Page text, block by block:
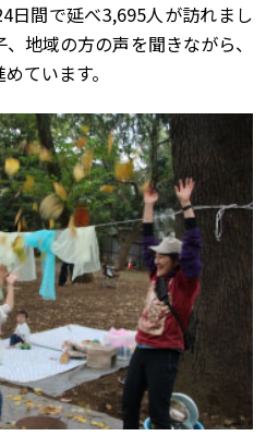
日間で延べ3,695人が訪れまし
地域の方の声を聞きながら、
ています。